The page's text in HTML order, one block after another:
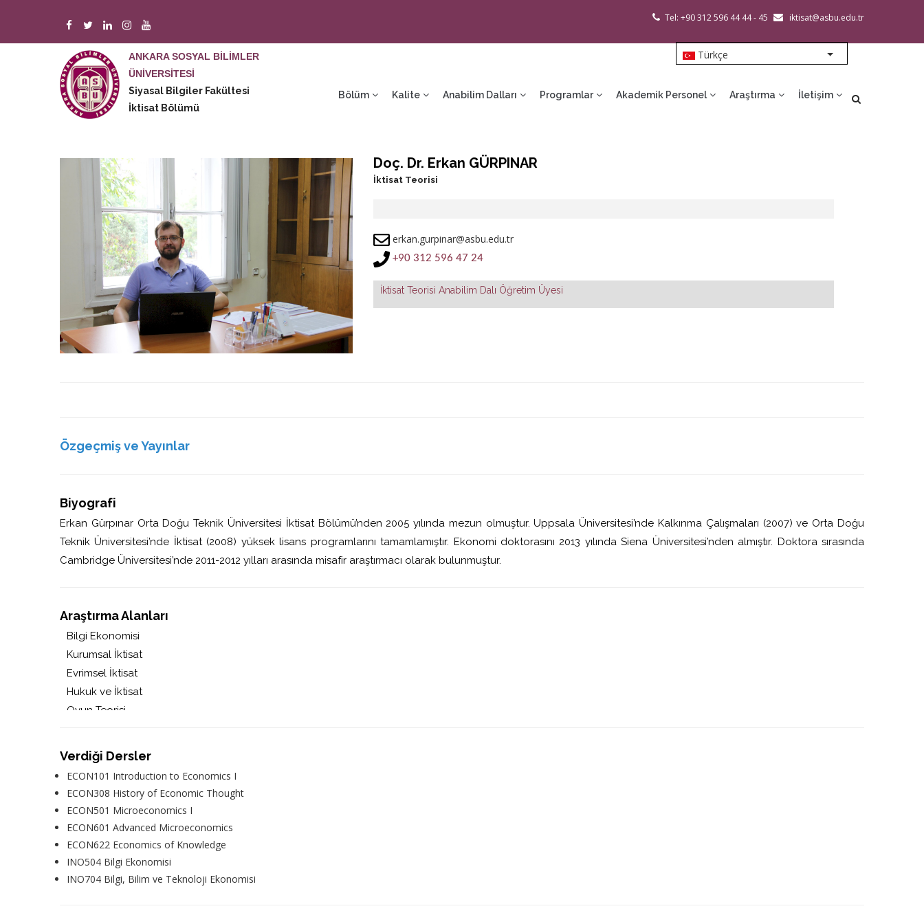
atla
Tel: +90 312 596 44 44 - 45 iktisat@asbu.edu.tr
ANKARA SOSYAL BİLİMLER
ÜNİVERSİTESİ
Siyasal Bilgiler Fakültesi
İktisat Bölümü
Türkçe
List additional
navigation
Bölüm Kalite Anabilim Dalları Programlar Akademik Personel Araştırma İletişim
Doç. Dr. Erkan GÜRPINAR
İktisat Teorisi
erkan.gurpinar@asbu.edu.tr
+90 312 596 47 24
İktisat Teorisi Anabilim Dalı Öğretim Üyesi
Özgeçmiş ve Yayınlar
Biyografi
Erkan Gürpınar Orta Doğu Teknik Üniversitesi İktisat Bölümü’nden 2005 yılında mezun olmuştur. Uppsala Üniversitesi’nde Kalkınma Çalışmaları (2007) ve Orta Doğu
Teknik Üniversitesi’nde İktisat (2008) yüksek lisans programlarını tamamlamıştır. Ekonomi doktorasını 2013 yılında Siena Üniversitesi’nden almıştır. Doktora sırasında
Cambridge Üniversitesi’nde 2011-2012 yılları arasında misafir araştırmacı olarak bulunmuştur.
Araştırma Alanları
Bilgi Ekonomisi
Kurumsal İktisat
Evrimsel İktisat
Hukuk ve İktisat
Oyun Teorisi
Verdiği Dersler
ECON101 Introduction to Economics I
ECON308 History of Economic Thought
ECON501 Microeconomics I
ECON601 Advanced Microeconomics
ECON622 Economics of Knowledge
INO504 Bilgi Ekonomisi
INO704 Bilgi, Bilim ve Teknoloji Ekonomisi